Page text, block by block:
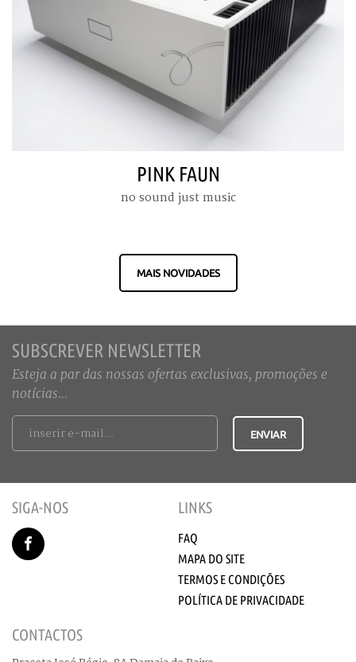
PINK FAUN
no sound just music
MAIS NOVIDADES
SUBSCREVER NEWSLETTER
Esteja a par das nossas ofertas exclusivas, promoções e
notícias...
SIGA-NOS LINKS
FAQ
MAPA DO SITE
TERMOS E CONDIÇÕES
POLÍTICA DE PRIVACIDADE
CONTACTOS